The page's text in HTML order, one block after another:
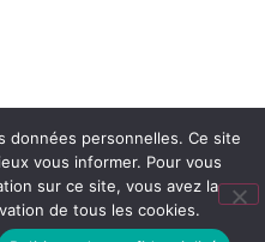
données personnelles. Ce site
vous informer. Pour vous
sur ce site, vous avez la
de tous les cookies.